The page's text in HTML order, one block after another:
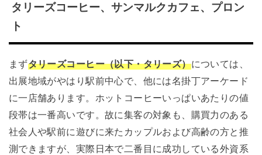
タリーズコーヒー、サンマルクカフェ、プロン
ト
まずタリーズコーヒー（以下・タリーズ）については、
出展地域がやはり駅前中心で、他には名掛丁アーケード
に一店舗あります。 ホットコーヒーいっぱいあたりの値
段帯は一番高いです。故に集客の対象も、購買力のある
社会人や駅前に遊びに来たカップルおよび高齢の方と推
測できますが、実際日本で二番目に成功している外資系